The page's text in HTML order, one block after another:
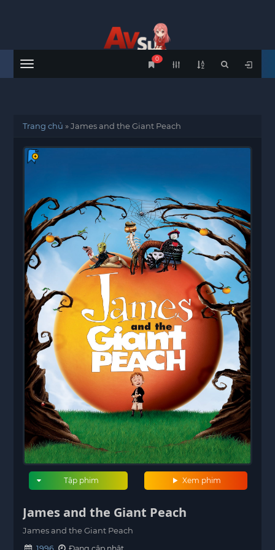
Menu
0
Trang chủ »James and the Giant Peach
Xem phim
Tập phim
James and the Giant Peach
James and the Giant Peach